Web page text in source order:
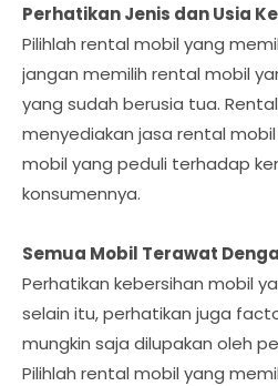
Perhatikan Jenis dan Usia
Pilihlah rental mobil yang
jangan memilih rental mobil
yang sudah berusia tua.
menyediakan jasa rental
mobil yang peduli terhadap
konsumennya.
Semua Mobil Terawat
Perhatikan kebersihan mobil
selain itu, perhatikan juga
mungkin saja dilupakan oleh
Pilihlah rental mobil yang